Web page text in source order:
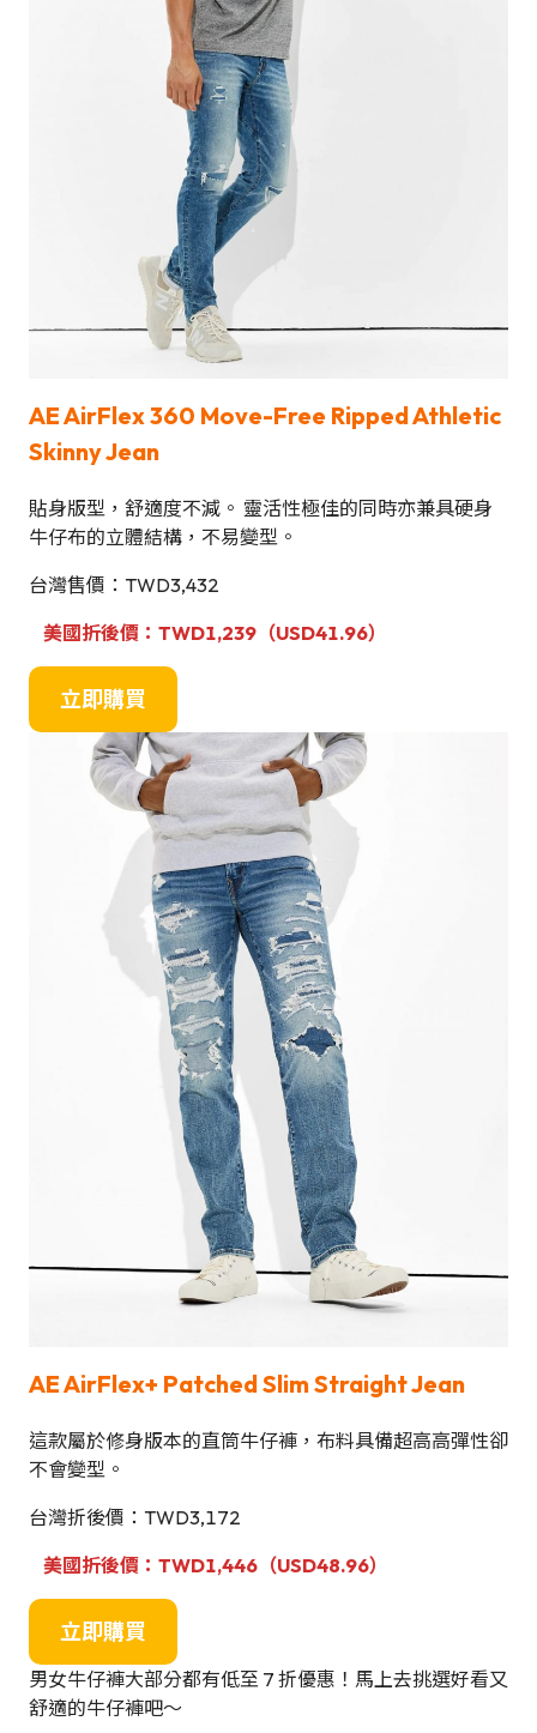
AE AirFlex 360 Move-Free Ripped Athletic
Skinny Jean
貼身版型，舒適度不減。 靈活性極佳的同時亦兼具硬身
牛仔布的立體結構，不易變型。
台灣售價：TWD3,432
美國折後價：TWD1,239（USD41.96）
立即購買
AE AirFlex+ Patched Slim Straight Jean
這款屬於修身版本的直筒牛仔褲，布料具備超高高彈性卻
不會變型。
台灣折後價：TWD3,172
美國折後價：TWD1,446（USD48.96）
立即購買
男女牛仔褲大部分都有低至 7 折優惠！馬上去挑選好看又
舒適的牛仔褲吧～